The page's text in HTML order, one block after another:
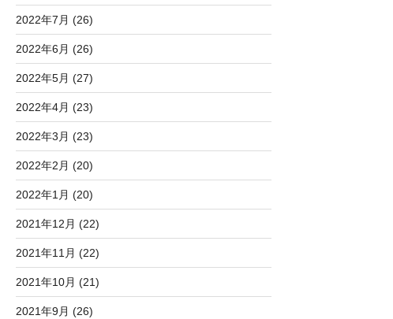
2022年7月 (26)
2022年6月 (26)
2022年5月 (27)
2022年4月 (23)
2022年3月 (23)
2022年2月 (20)
2022年1月 (20)
2021年12月 (22)
2021年11月 (22)
2021年10月 (21)
2021年9月 (26)